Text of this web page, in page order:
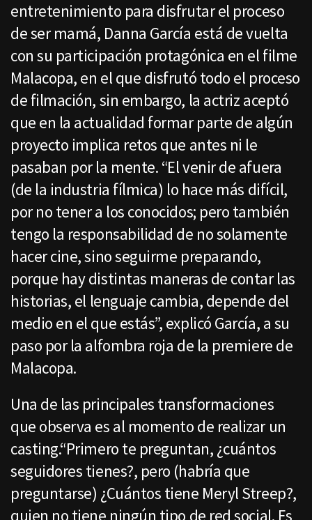
entretenimiento para disfrutar el proceso
de ser mamá, Danna García está de vuelta
con su participación protagónica en el filme
Malacopa, en el que disfrutó todo el proceso
de filmación, sin embargo, la actriz aceptó
que en la actualidad formar parte de algún
proyecto implica retos que antes ni le
pasaban por la mente. “El venir de afuera
(de la industria fílmica) lo hace más difícil,
por no tener a los conocidos; pero también
tengo la responsabilidad de no solamente
hacer cine, sino seguirme preparando,
porque hay distintas maneras de contar las
historias, el lenguaje cambia, depende del
medio en el que estás”, explicó García, a su
paso por la alfombra roja de la premiere de
Malacopa.
Una de las principales transformaciones
que observa es al momento de realizar un
casting.“Primero te preguntan, ¿cuántos
seguidores tienes?, pero (habría que
preguntarse) ¿Cuántos tiene Meryl Streep?,
quien no tiene ningún tipo de red social. Es